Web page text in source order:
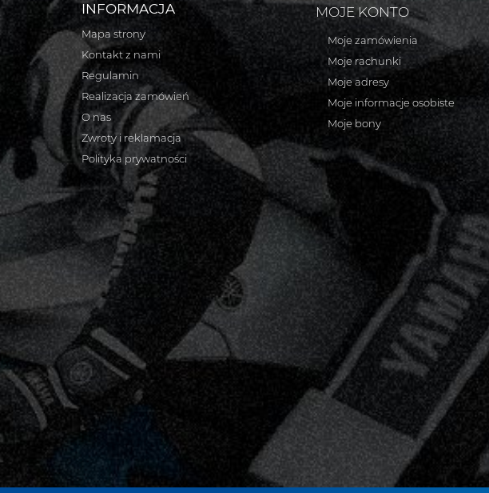
INFORMACJA
Mapa strony
Kontakt z nami
Regulamin
Realizacja zamówień
O nas
Zwroty i reklamacja
Polityka prywatności
MOJE KONTO
Moje zamówienia
Moje rachunki
Moje adresy
Moje informacje osobiste
Moje bony